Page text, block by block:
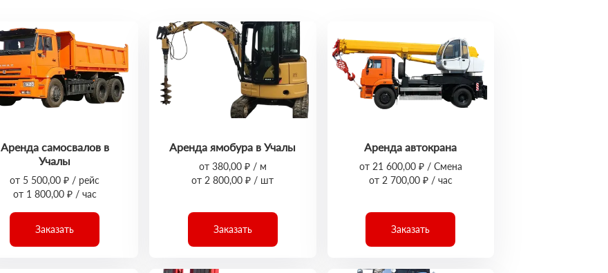
Аренда самосвалов в
Учалы
от 5 500,00 ₽ / рейс
от 1 800,00 ₽ / час
Заказать
Аренда ямобура в Учалы
от 380,00 ₽ / м
от 2 800,00 ₽ / шт
Заказать
Аренда автокрана
от 21 600,00 ₽ / Смена
от 2 700,00 ₽ / час
Заказать